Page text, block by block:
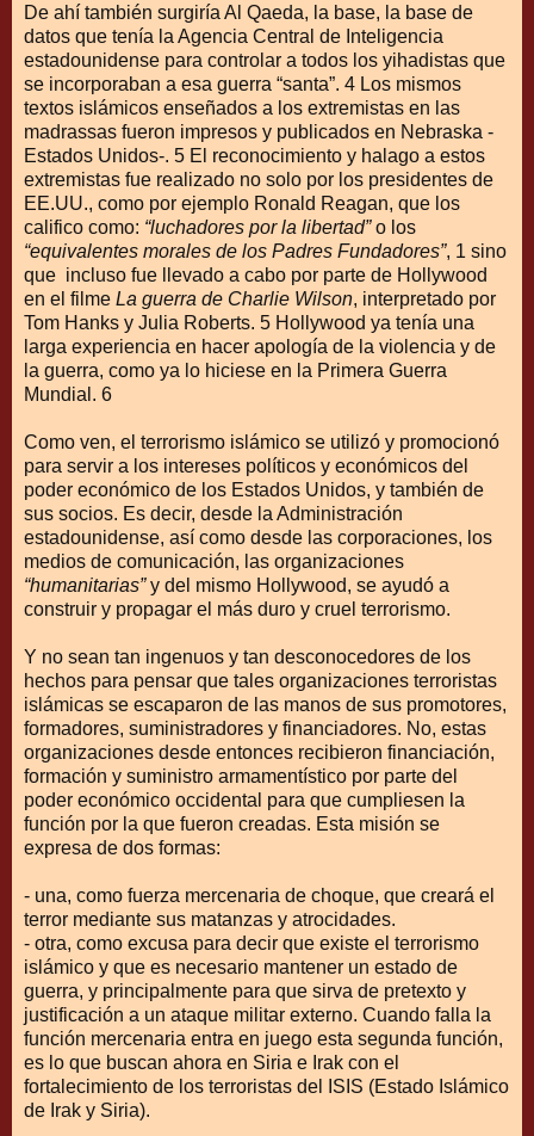
De ahí también surgiría Al Qaeda, la base, la base de
datos que tenía la Agencia Central de Inteligencia
estadounidense para controlar a todos los yihadistas que
se incorporaban a esa guerra “santa”. 4 Los mismos
textos islámicos enseñados a los extremistas en las
madrassas fueron impresos y publicados en Nebraska -
Estados Unidos-. 5 El reconocimiento y halago a estos
extremistas fue realizado no solo por los presidentes de
EE.UU., como por ejemplo Ronald Reagan, que los
califico como: “luchadores por la libertad”o los
“equivalentes morales de los Padres Fundadores”, 1 sino
que incluso fue llevado a cabo por parte de Hollywood
en el filme La guerra de Charlie Wilson, interpretado por
Tom Hanks y Julia Roberts. 5 Hollywood ya tenía una
larga experiencia en hacer apología de la violencia y de
la guerra, como ya lo hiciese en la Primera Guerra
Mundial. 6
Como ven, el terrorismo islámico se utilizó y promocionó
para servir a los intereses políticos y económicos del
poder económico de los Estados Unidos, y también de
sus socios. Es decir, desde la Administración
estadounidense, así como desde las corporaciones, los
medios de comunicación, las organizaciones
“humanitarias”y del mismo Hollywood, se ayudó a
construir y propagar el más duro y cruel terrorismo.
Y no sean tan ingenuos y tan desconocedores de los
hechos para pensar que tales organizaciones terroristas
islámicas se escaparon de las manos de sus promotores,
formadores, suministradores y financiadores. No, estas
organizaciones desde entonces recibieron financiación,
formación y suministro armamentístico por parte del
poder económico occidental para que cumpliesen la
función por la que fueron creadas. Esta misión se
expresa de dos formas:
- una, como fuerza mercenaria de choque, que creará el
terror mediante sus matanzas y atrocidades.
- otra, como excusa para decir que existe el terrorismo
islámico y que es necesario mantener un estado de
guerra, y principalmente para que sirva de pretexto y
justificación a un ataque militar externo. Cuando falla la
función mercenaria entra en juego esta segunda función,
es lo que buscan ahora en Siria e Irak con el
fortalecimiento de los terroristas del ISIS (Estado Islámico
de Irak y Siria).